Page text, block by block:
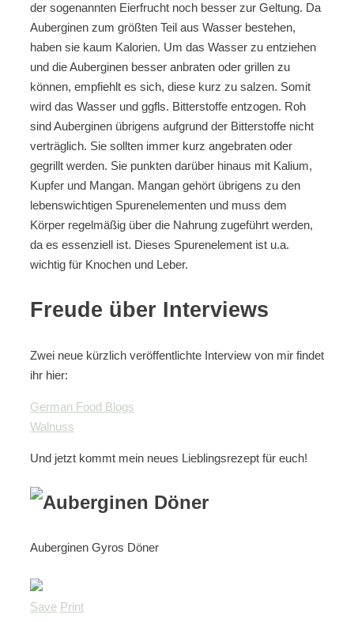
der sogenannten Eierfrucht noch besser zur Geltung. Da
Auberginen zum größten Teil aus Wasser bestehen,
haben sie kaum Kalorien. Um das Wasser zu entziehen
und die Auberginen besser anbraten oder grillen zu
können, empfiehlt es sich, diese kurz zu salzen. Somit
wird das Wasser und ggfls. Bitterstoffe entzogen. Roh
sind Auberginen übrigens aufgrund der Bitterstoffe nicht
verträglich. Sie sollten immer kurz angebraten oder
gegrillt werden. Sie punkten darüber hinaus mit Kalium,
Kupfer und Mangan. Mangan gehört übrigens zu den
lebenswichtigen Spurenelementen und muss dem
Körper regelmäßig über die Nahrung zugeführt werden,
da es essenziell ist. Dieses Spurenelement ist u.a.
wichtig für Knochen und Leber.
Freude über Interviews
Zwei neue kürzlich veröffentlichte Interview von mir findet
ihr hier:
German Food Blogs
Walnuss
Und jetzt kommt mein neues Lieblingsrezept für euch!
Auberginen Gyros Döner
Save Print